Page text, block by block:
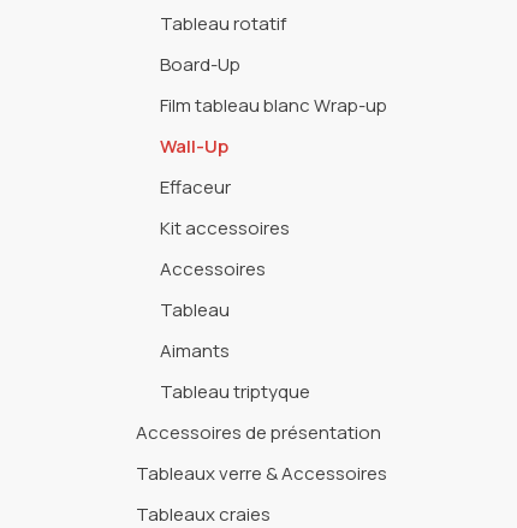
Tableau rotatif
Board-Up
Film tableau blanc Wrap-up
Wall-Up
Effaceur
Kit accessoires
Accessoires
Tableau
Aimants
Tableau triptyque
Accessoires de présentation
Tableaux verre & Accessoires
Tableaux craies